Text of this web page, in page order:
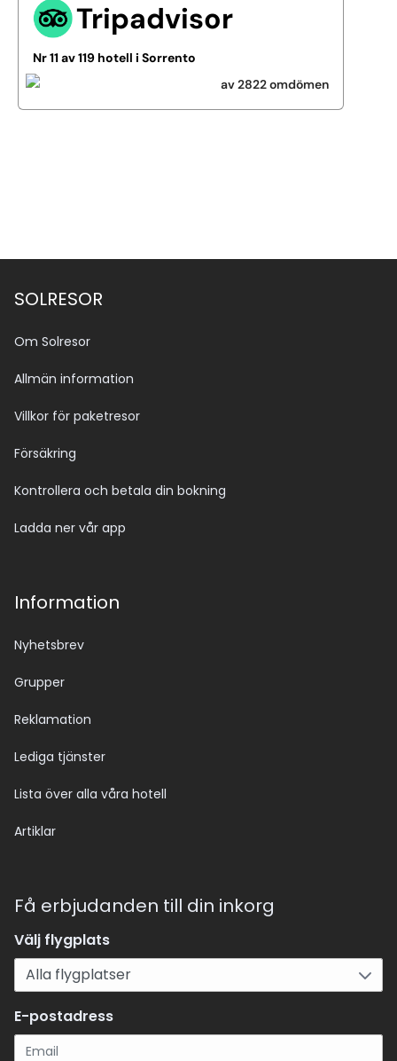
Tripadvisor
Nr 11 av 119 hotell i Sorrento
av 2822 omdömen
SOLRESOR
Om Solresor
Allmän information
Villkor för paketresor
Försäkring
Kontrollera och betala din bokning
Ladda ner vår app
Information
Nyhetsbrev
Grupper
Reklamation
Lediga tjänster
Lista över alla våra hotell
Artiklar
Få erbjudanden till din inkorg
Välj flygplats
E-postadress